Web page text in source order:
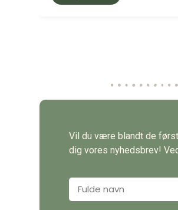
Vil du være blandt de
dig vores nyhedsbrev!